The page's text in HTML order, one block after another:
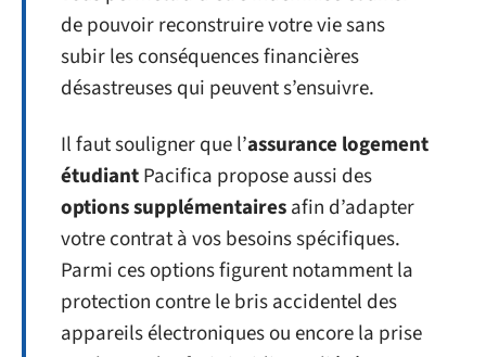
de pouvoir reconstruire votre vie sans
subir les conséquences financières
désastreuses qui peuvent s’ensuivre.
Il faut souligner que l’assurance logement
étudiantPacifica propose aussi des
options supplémentairesafin d’adapter
votre contrat à vos besoins spécifiques.
Parmi ces options figurent notamment la
protection contre le bris accidentel des
appareils électroniques ou encore la prise